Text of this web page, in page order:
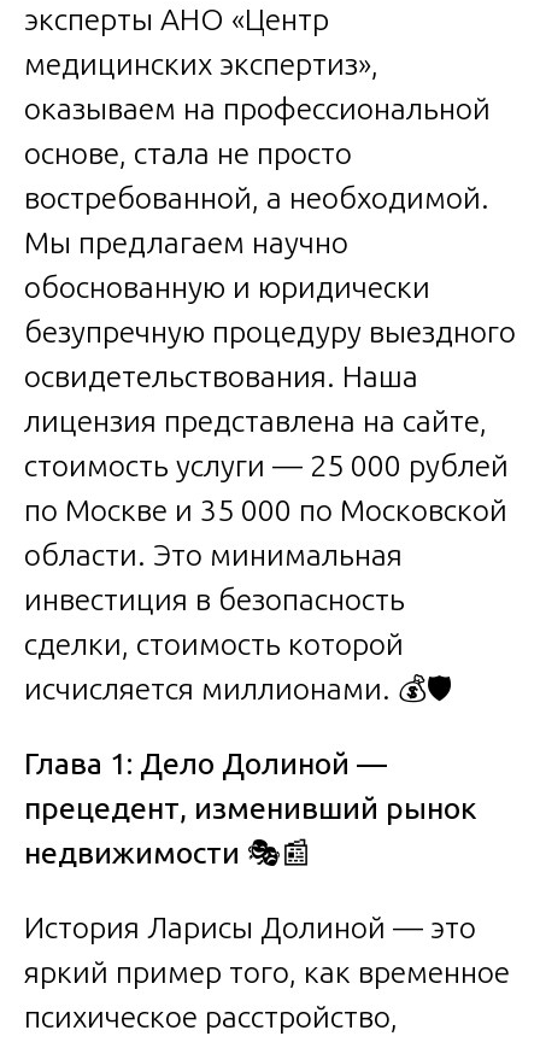
эксперты АНО «Центр
медицинских экспертиз»,
оказываем на профессиональной
основе, стала не просто
востребованной, а необходимой.
Мы предлагаем научно
обоснованную и юридически
безупречную процедуру выездного
освидетельствования. Наша
лицензия представлена на сайте,
стоимость услуги — 25 000 рублей
по Москве и 35 000 по Московской
области. Это минимальная
инвестиция в безопасность
сделки, стоимость которой
исчисляется миллионами. 💰🛡️
Глава 1: Дело Долиной —
прецедент, изменивший рынок
недвижимости 🎭📰
История Ларисы Долиной — это
яркий пример того, как временное
психическое расстройство,